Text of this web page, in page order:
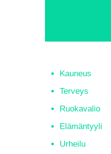
Kauneus
Terveys
Ruokavalio
Elämäntyyli
Urheilu